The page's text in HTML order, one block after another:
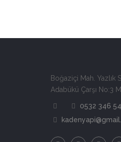
Boğaziçi Mah. Yazlık
Adabükü Çarşı No:3
0532 346